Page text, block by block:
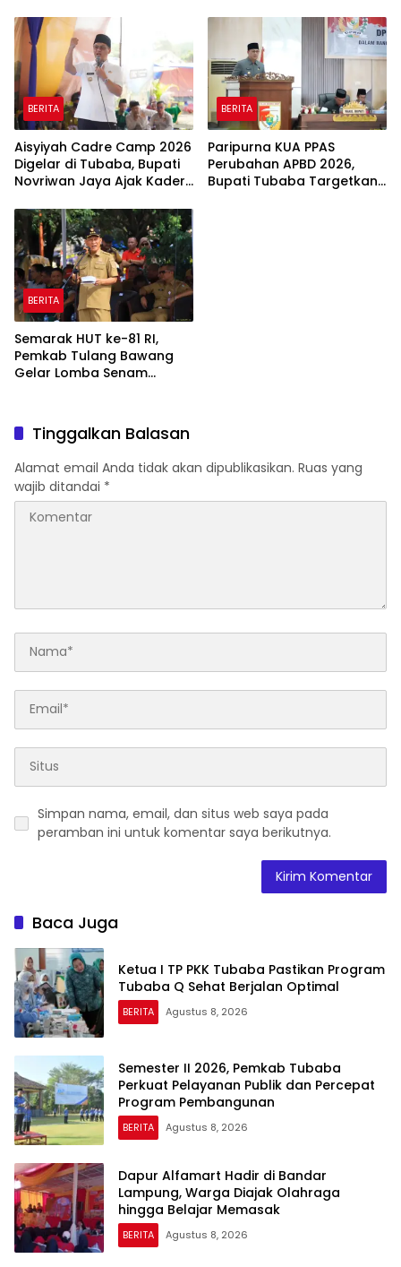
BERITA
Aisyiyah Cadre Camp 2026
Digelar di Tubaba, Bupati
Novriwan Jaya Ajak Kader
Pembangunan
BERITA
Paripurna KUA PPAS
Perubahan APBD 2026,
Bupati Tubaba Targetkan
BERITA
Semarak HUT ke-81 RI,
Pemkab Tulang Bawang
Gelar Lomba Senam
Tinggalkan Balasan
Alamat email Anda tidak akan dipublikasikan. Ruas yang
wajib ditandai *
Simpan nama, email, dan situs web saya pada
peramban ini untuk komentar saya berikutnya.
Baca Juga
Ketua I TP PKK Tubaba Pastikan Program
Tubaba Q Sehat Berjalan Optimal
BERITA Agustus 8, 2026
Semester II 2026, Pemkab Tubaba
Perkuat Pelayanan Publik dan Percepat
Program Pembangunan
BERITA Agustus 8, 2026
Dapur Alfamart Hadir di Bandar
Lampung, Warga Diajak Olahraga
hingga Belajar Memasak
BERITA Agustus 8, 2026